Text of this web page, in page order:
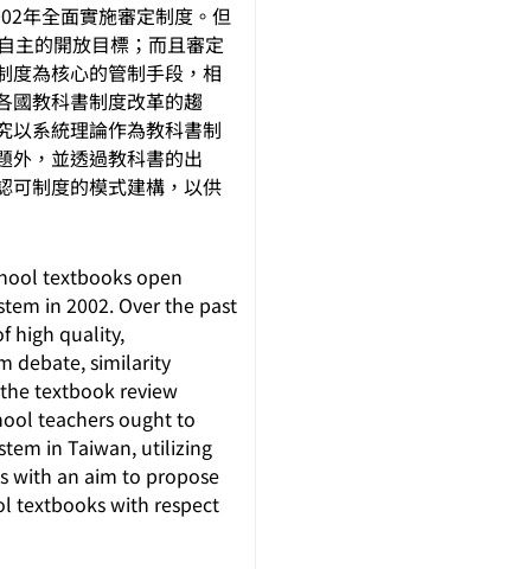
年全面實施審定制度。但
主的開放目標；而且審定
度為核心的管制手段，相
國教科書制度改革的趨
以系統理論作為教科書制
外，並透過教科書的出
可制度的模式建構，以供
textbooks open
in 2002. Over the past
high quality,
debate, similarity
textbook review
teachers ought to
in Taiwan, utilizing
with an aim to propose
textbooks with respect